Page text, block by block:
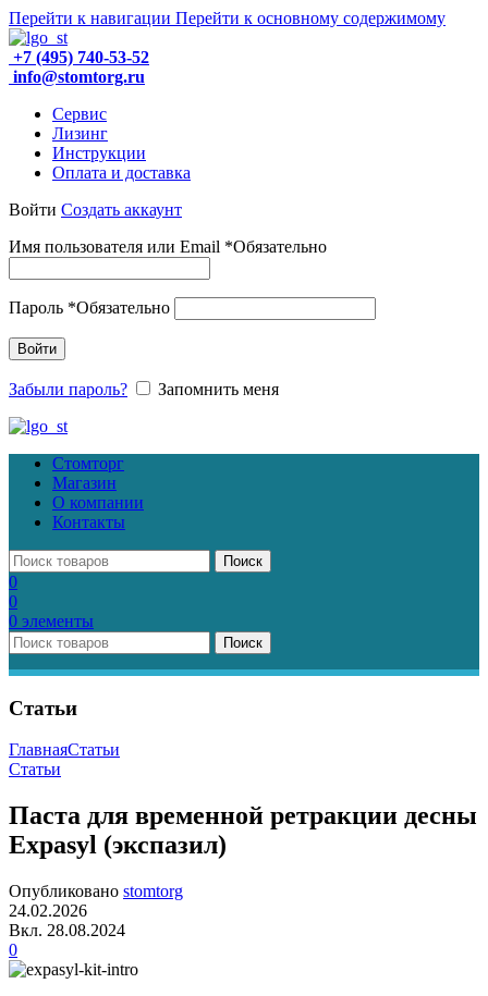
Перейти к навигации Перейти к основному содержимому
+7 (495) 740-53-52
info@stomtorg.ru
Сервис
Лизинг
Инструкции
Оплата и доставка
Войти Создать аккаунт
Имя пользователя или Email *Обязательно
Пароль *Обязательно
Войти
Забыли пароль? Запомнить меня
Стомторг
Магазин
О компании
Контакты
Поиск
0
0
0 элементы
Поиск
Статьи
ГлавнаяСтатьи
Статьи
Паста для временной ретракции десны
Expasyl (экспазил)
Опубликовано stomtorg
24.02.2026
Вкл. 28.08.2024
0